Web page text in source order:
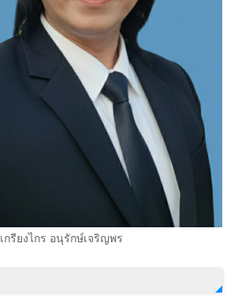
เกรียงไกร อนุรักษ์เจริญพร